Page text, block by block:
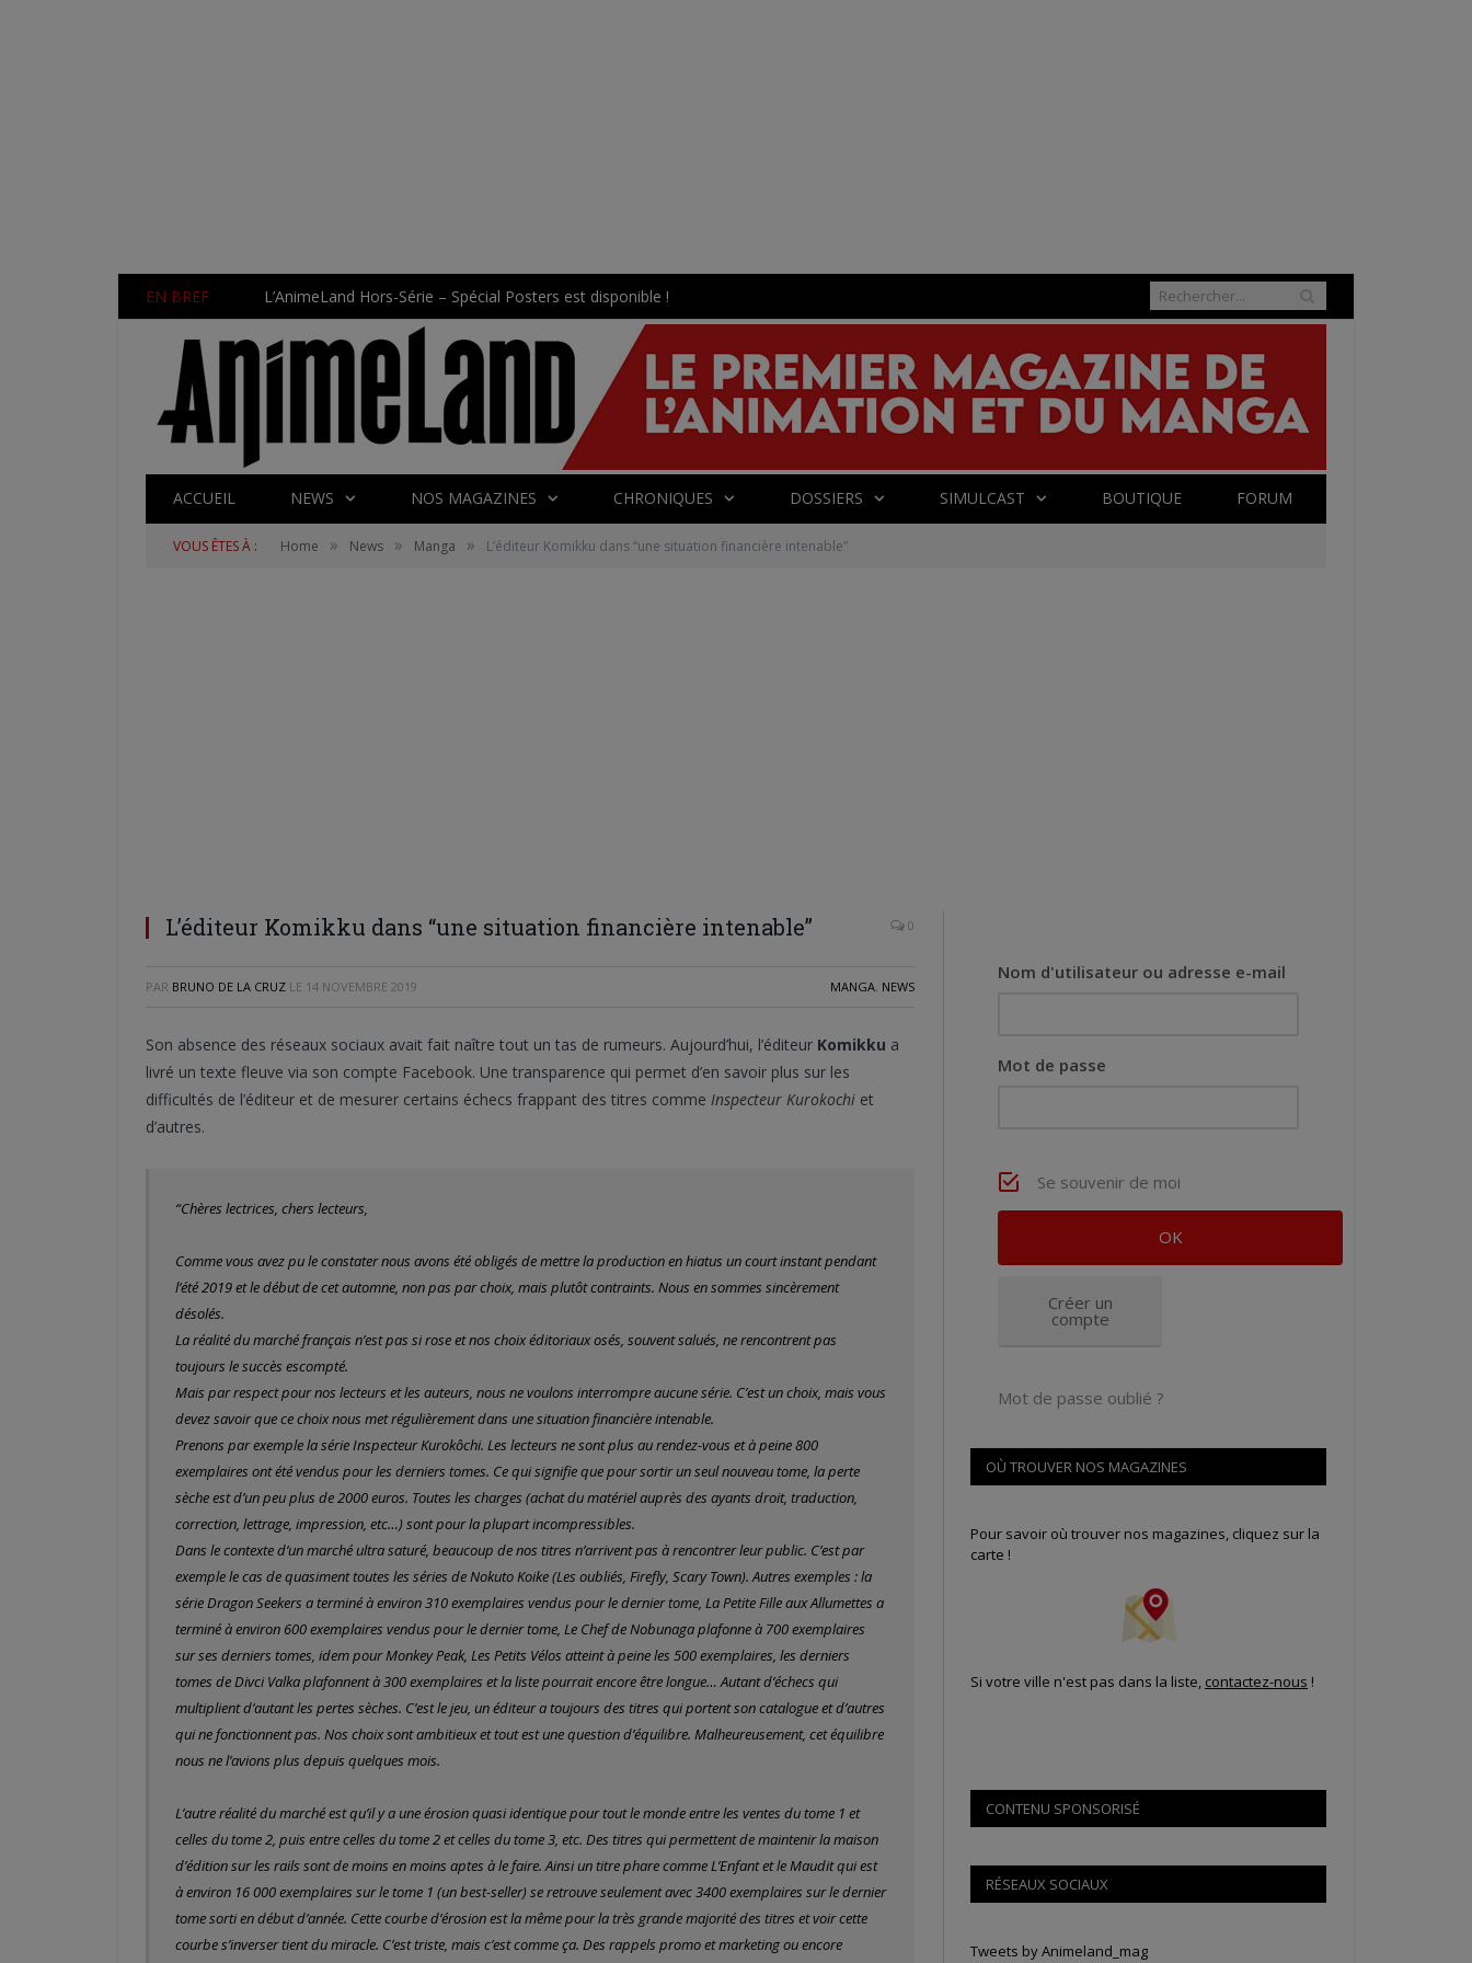
EN BREF L’AnimeLand Hors-Série – Spécial Posters est disponible !
ACCUEIL NEWS NOS MAGAZINES CHRONIQUES DOSSIERS SIMULCAST BOUTIQUE FORUM
VOUS ÊTES À : Home » News » Manga » L’éditeur Komikku dans “une situation financière intenable”
L’éditeur Komikku dans “une situation financière intenable” 0
PAR BRUNO DE LA CRUZ LE 14 NOVEMBRE 2019 MANGA, NEWS
Son absence des réseaux sociaux avait fait naître tout un tas de rumeurs. Aujourd’hui, l’éditeur Komikku a
livré un texte fleuve via son compte Facebook. Une transparence qui permet d’en savoir plus sur les
difficultés de l’éditeur et de mesurer certains échecs frappant des titres comme Inspecteur Kurokochi et
d’autres.
“Chères lectrices, chers lecteurs,
Comme vous avez pu le constater nous avons été obligés de mettre la production en hiatus un court instant pendant
l’été 2019 et le début de cet automne, non pas par choix, mais plutôt contraints. Nous en sommes sincèrement
désolés.
La réalité du marché français n’est pas si rose et nos choix éditoriaux osés, souvent salués, ne rencontrent pas
toujours le succès escompté.
Mais par respect pour nos lecteurs et les auteurs, nous ne voulons interrompre aucune série. C’est un choix, mais vous
devez savoir que ce choix nous met régulièrement dans une situation financière intenable.
Prenons par exemple la série Inspecteur Kurokôchi. Les lecteurs ne sont plus au rendez-vous et à peine 800
exemplaires ont été vendus pour les derniers tomes. Ce qui signifie que pour sortir un seul nouveau tome, la perte
sèche est d’un peu plus de 2000 euros. Toutes les charges (achat du matériel auprès des ayants droit, traduction,
correction, lettrage, impression, etc…) sont pour la plupart incompressibles.
Dans le contexte d’un marché ultra saturé, beaucoup de nos titres n’arrivent pas à rencontrer leur public. C’est par
exemple le cas de quasiment toutes les séries de Nokuto Koike (Les oubliés, Firefly, Scary Town). Autres exemples : la
série Dragon Seekers a terminé à environ 310 exemplaires vendus pour le dernier tome, La Petite Fille aux Allumettes a
terminé à environ 600 exemplaires vendus pour le dernier tome, Le Chef de Nobunaga plafonne à 700 exemplaires
sur ses derniers tomes, idem pour Monkey Peak, Les Petits Vélos atteint à peine les 500 exemplaires, les derniers
tomes de Divci Valka plafonnent à 300 exemplaires et la liste pourrait encore être longue… Autant d’échecs qui
multiplient d’autant les pertes sèches. C’est le jeu, un éditeur a toujours des titres qui portent son catalogue et d’autres
qui ne fonctionnent pas. Nos choix sont ambitieux et tout est une question d’équilibre. Malheureusement, cet équilibre
nous ne l’avions plus depuis quelques mois.
L’autre réalité du marché est qu’il y a une érosion quasi identique pour tout le monde entre les ventes du tome 1 et
celles du tome 2, puis entre celles du tome 2 et celles du tome 3, etc. Des titres qui permettent de maintenir la maison
d’édition sur les rails sont de moins en moins aptes à le faire. Ainsi un titre phare comme L’Enfant et le Maudit qui est
à environ 16 000 exemplaires sur le tome 1 (un best-seller) se retrouve seulement avec 3400 exemplaires sur le dernier
tome sorti en début d’année. Cette courbe d’érosion est la même pour la très grande majorité des titres et voir cette
courbe s’inverser tient du miracle. C’est triste, mais c’est comme ça. Des rappels promo et marketing ou encore
Nom d'utilisateur ou adresse e-mail
Mot de passe
Se souvenir de moi
Créer un
compte
Mot de passe oublié ?
OÙ TROUVER NOS MAGAZINES
Pour savoir où trouver nos magazines, cliquez sur la
carte !
Si votre ville n'est pas dans la liste, contactez-nous !
CONTENU SPONSORISÉ
RÉSEAUX SOCIAUX
Tweets by Animeland_mag